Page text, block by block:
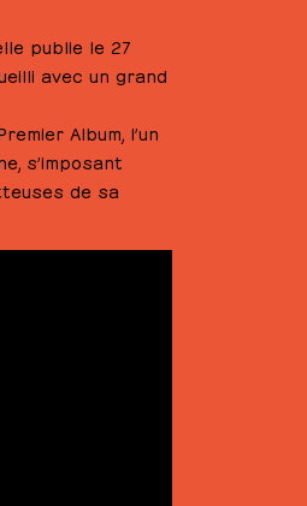
publie le 27
avec un grand
Album, l’un
s’imposant
de sa